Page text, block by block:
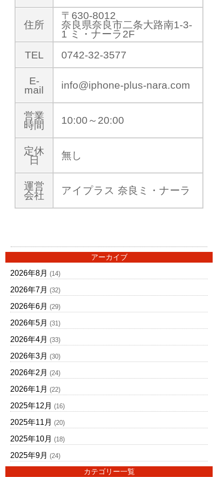
住所
〒630-8012
奈良県奈良市二条大路南1-3-
1 ミ・ナーラ2F
TEL
0742-32-3577
E-
mail
info@iphone-plus-nara.com
営業
時間
10:00～20:00
定休
日
無し
運営
会社
アイプラス 奈良ミ・ナーラ
アーカイブ
2026年8月 (14)
2026年7月 (32)
2026年6月 (29)
2026年5月 (31)
2026年4月 (33)
2026年3月 (30)
2026年2月 (24)
2026年1月 (22)
2025年12月 (16)
2025年11月 (20)
2025年10月 (18)
2025年9月 (24)
カテゴリー一覧